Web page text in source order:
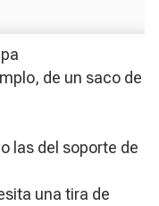
de un saco de
las del soporte de
una tira de